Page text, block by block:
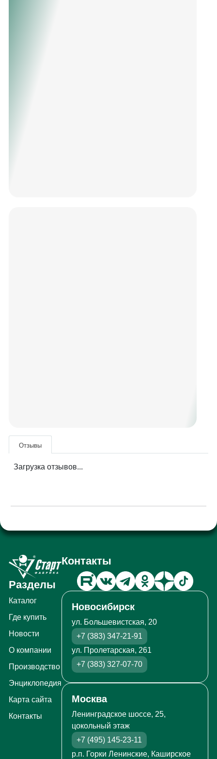
Отзывы
Загрузка отзывов...
Разделы
Каталог
Где купить
Новости
О компании
Производство
Энциклопедия
Карта сайта
Контакты
Контакты
Новосибирск
ул. Большевистская, 20
+7 (383) 347-21-91
ул. Пролетарская, 261
+7 (383) 327-07-70
Москва
Ленинградское шоссе, 25,
цокольный этаж
+7 (495) 145-23-11
р.п. Горки Ленинские, Каширское